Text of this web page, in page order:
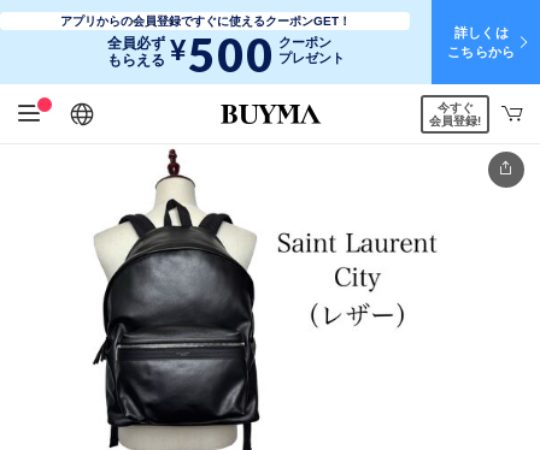
アプリからの会員登録ですぐに使えるクーポンGET！
全員必ず
もらえる ¥500 クーポン
プレゼント
詳しくは
こちらから
日本語
English
简体中文
繁體中文
今すぐ
会員登録!